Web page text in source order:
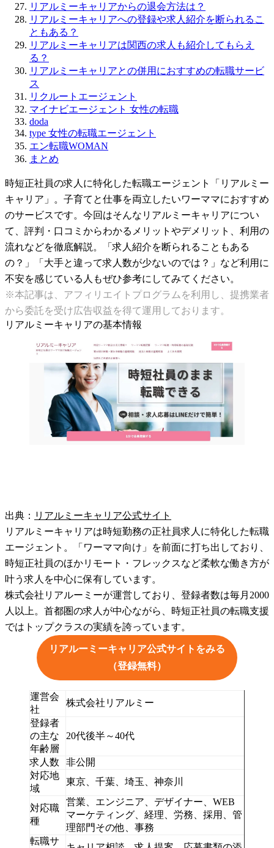
リアルミーキャリアからの退会方法は？
リアルミーキャリアへの登録や求人紹介を断られるこ
ともある？
リアルミーキャリアは関西の求人も紹介してもらえ
る？
リアルミーキャリアとの併用におすすめの転職サービ
ス
リクルートエージェント
マイナビエージェント 女性の転職
doda
type 女性の転職エージェント
エン転職WOMAN
まとめ
時短正社員の求人に特化した転職エージェント「リアルミー
キャリア」。子育てと仕事を両立したいワーママにおすすめ
のサービスです。今回はそんなリアルミーキャリアについ
て、評判・口コミからわかるメリットやデメリット、利用の
流れなどを徹底解説。「求人紹介を断られることもある
の？」「大手と違って求人数が少ないのでは？」など利用に
不安を感じている人もぜひ参考にしてみてください。
※本記事は、アフィリエイトプログラムを利用し、提携業者
から委託を受け広告収益を得て運用しております。
リアルミーキャリアの基本情報
出典： リアルミーキャリア公式サイト
リアルミーキャリアは時短勤務の正社員求人に特化した転職
エージェント。「ワーママ向け」を前面に打ち出しており、
時短正社員のほかリモート・フレックスなど柔軟な働き方が
叶う求人を中心に保有しています。
株式会社リアルーミーが運営しており、登録者数は毎月2000
人以上。首都圏の求人が中心ながら、時短正社員の転職支援
ではトップクラスの実績を誇っています。
リアルーミーキャリア公式サイトをみる
（登録無料）
運営会
社
株式会社リアルミー
登録者
の主な
年齢層
20代後半～40代
求人数
非公開
対応地
域
東京、千葉、埼玉、神奈川
対応職
種
営業、エンジニア、デザイナー、WEB
マーケティング、経理、労務、採用、管
理部門その他、事務
転職サ